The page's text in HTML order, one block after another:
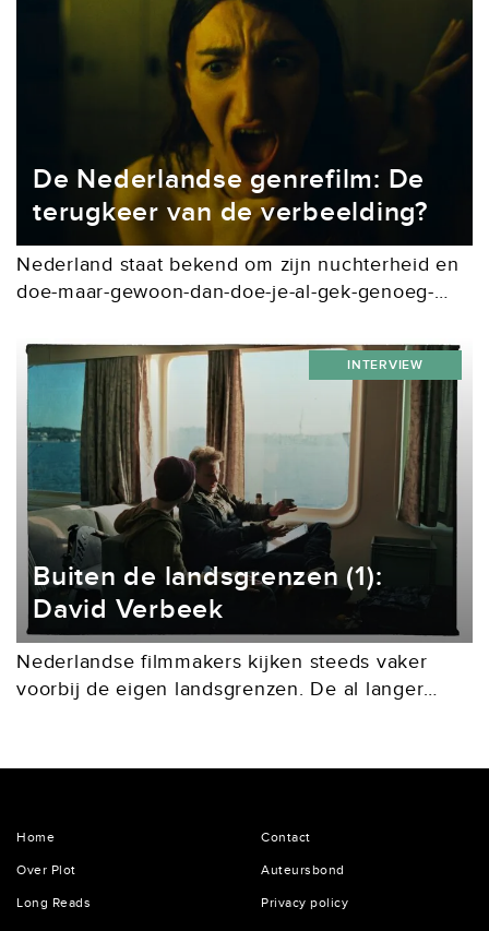
De Nederlandse genrefilm: De
terugkeer van de verbeelding?
Nederland staat bekend om zijn nuchterheid en
doe-maar-gewoon-dan-doe-je-al-gek-genoeg-
weerspiegeld in de films die we maken, waarin
het realisme de boventoon voert. Daar zijn een
aantal...
Buiten de landsgrenzen (1):
David Verbeek
Nederlandse filmmakers kijken steeds vaker
voorbij de eigen landsgrenzen. De al langer
spelende The Wolf, the Fox and the...
INTERVIEW
Home
Over Plot
Long Reads
Contact
Auteursbond
Privacy policy